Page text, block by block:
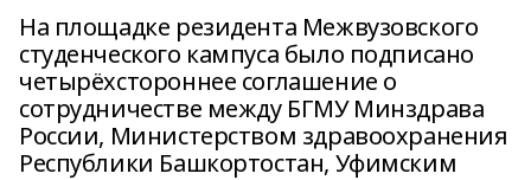
На площадке резидента Межвузовского
студенческого кампуса было подписано
четырёхстороннее соглашение о
сотрудничестве между БГМУ Минздрава
России, Министерством здравоохранения
Республики Башкортостан, Уфимским